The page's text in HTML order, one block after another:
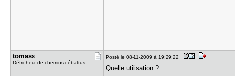
tomass
Défricheur de chemins débattus
Posté le 08-11-2009 à 19:29:22
Quelle utilisation ?